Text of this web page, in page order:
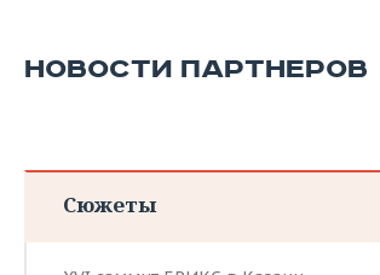
НОВОСТИ ПАРТНЕРОВ
Сюжеты